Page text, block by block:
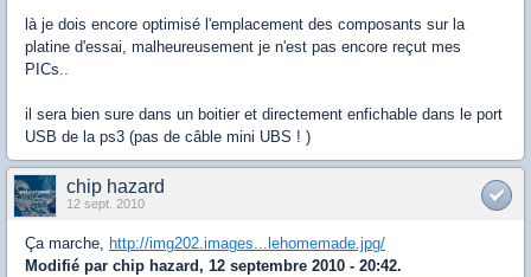
là je dois encore optimisé l'emplacement des composants sur la
platine d'essai, malheureusement je n'est pas encore reçut mes
PICs..
il sera bien sure dans un boitier et directement enfichable dans le port
USB de la ps3 (pas de câble mini UBS ! )
chip hazard
12 sept. 2010
Ça marche, http://img202.images...lehomemade.jpg/
Modifié par chip hazard, 12 septembre 2010 - 20:42.